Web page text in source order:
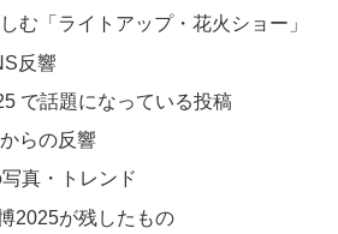
む「ライトアップ・花火ショー」
反響
で話題になっている投稿
らの反響
真・トレンド
2025が残したもの